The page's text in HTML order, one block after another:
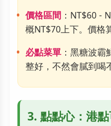
價格區間 ：NT$60 -
概NT$70上下。價格
必點菜單 ：黑糖波
整好，不然會膩到喝
3. 點點心：港